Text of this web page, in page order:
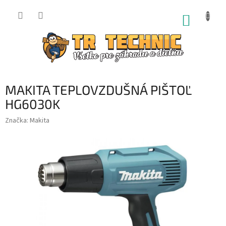
MAKITA TEPLOVZDUŠNÁ PIŠTOĽ
HG6030K
Značka: Makita